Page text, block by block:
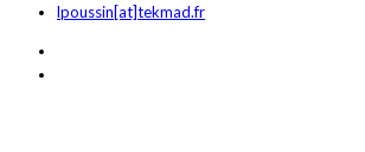
lpoussin[at]tekmad.fr